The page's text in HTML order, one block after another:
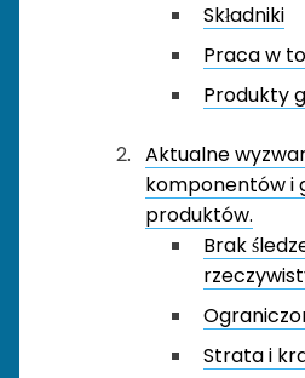
Składniki
Praca w
Produkty
Aktualne
komponentów i
produktów.
Brak
Strata i